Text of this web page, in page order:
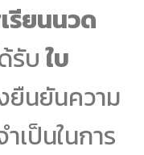
รียนนวด
รับใบ
ยืนยันความ
เป็นในการ